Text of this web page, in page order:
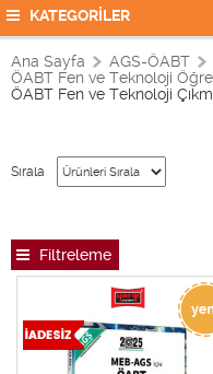
KATEGORİLER
Ana Sayfa
AGS-ÖABT
ÖABT Fen ve Teknoloji
ÖABT Fen ve Teknoloji
Sırala
Filtreleme